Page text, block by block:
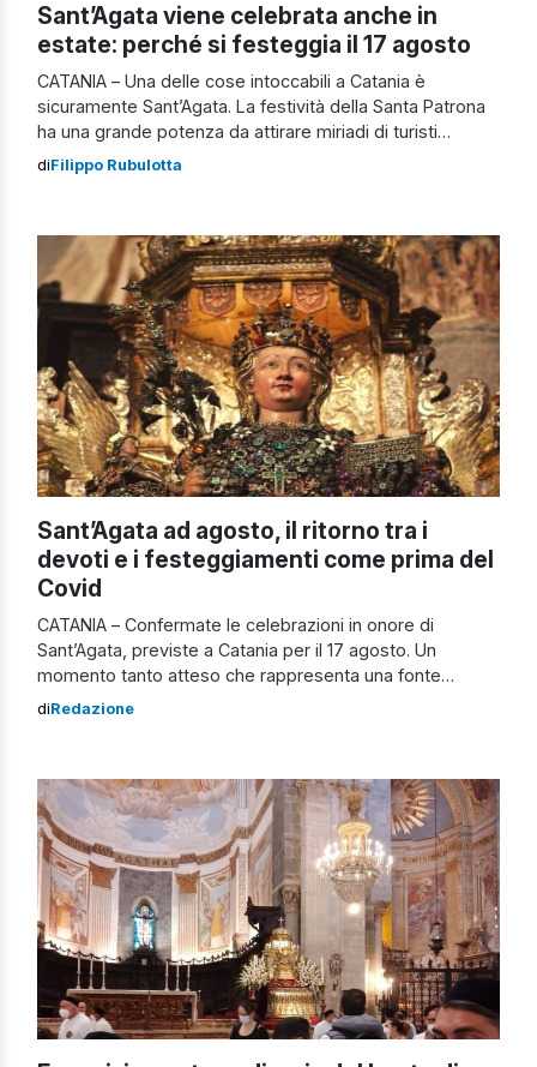
Sant’Agata viene celebrata anche in
estate: perché si festeggia il 17 agosto
CATANIA – Una delle cose intoccabili a Catania è
sicuramente Sant’Agata. La festività della Santa Patrona
ha una grande potenza da attirare miriadi di turisti
provenienti da ogni angolo del mondo. I giorni che vanno
diFilippo Rubulotta
Sant’Agata ad agosto, il ritorno tra i
devoti e i festeggiamenti come prima del
Covid
CATANIA – Confermate le celebrazioni in onore di
Sant’Agata, previste a Catania per il 17 agosto. Un
momento tanto atteso che rappresenta una fonte
indiscussa di gioia per i devoti che finalmente vedranno
ufficiale: “Si rende noto che la […]
diRedazione